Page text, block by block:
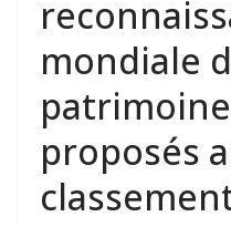
mondiale
proposés